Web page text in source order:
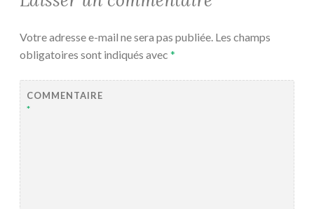
Votre adresse e-mail ne sera pas publiée. Les champs
obligatoires sont indiqués avec *
COMMENTAIRE
*